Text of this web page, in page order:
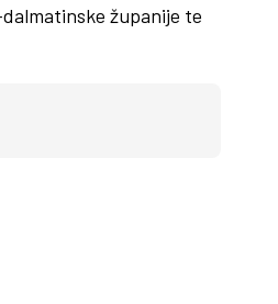
županije te